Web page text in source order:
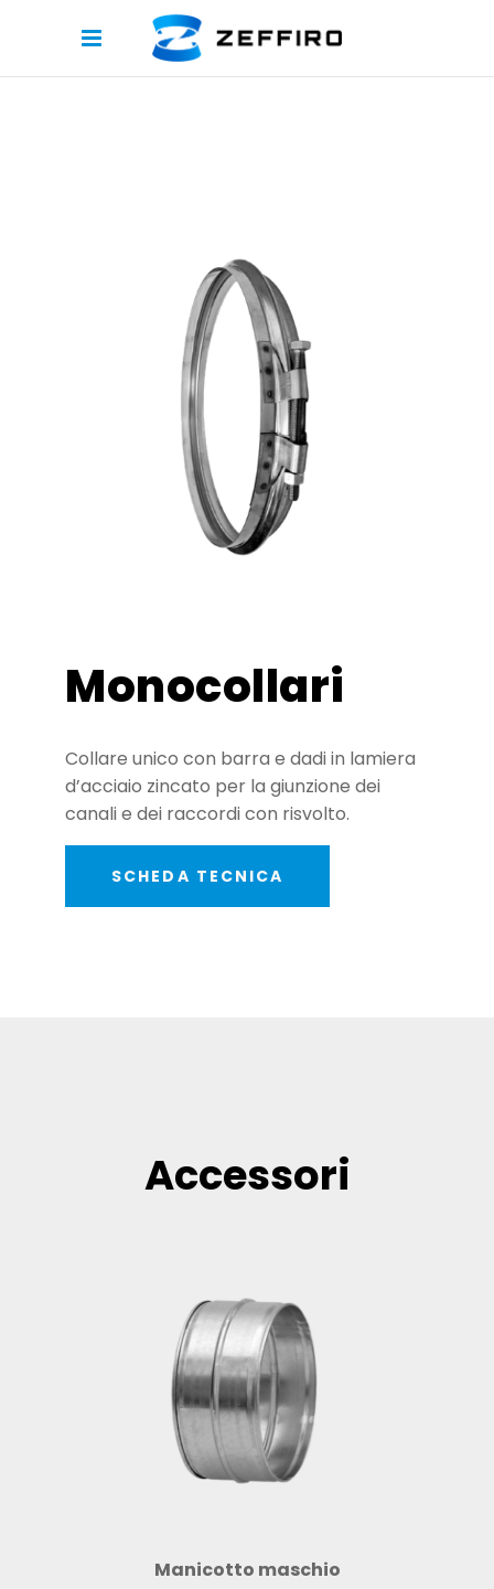
Monocollari
Collare unico con barra e dadi in lamiera
d’acciaio zincato per la giunzione dei
canali e dei raccordi con risvolto.
SCHEDA TECNICA
Accessori
Manicotto maschio